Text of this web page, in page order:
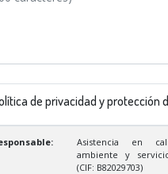
de privacidad y protección
Asistencia en
ambiente y
(CIF: B82029703)